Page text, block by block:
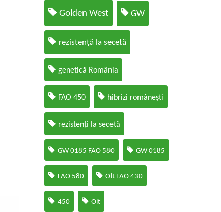
Golden West GW
rezistență la secetă
genetică România
FAO 450 hibrizi românești
rezistenți la secetă
GW 0185 FAO 580 GW 0185
FAO 580 Olt FAO 430
450 Olt